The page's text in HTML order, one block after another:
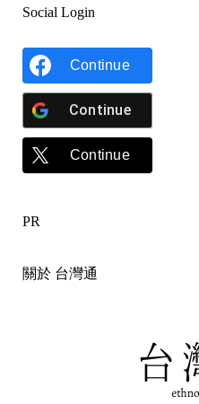
Social Login
Continue
Continue
Continue
PR
關於 台灣通